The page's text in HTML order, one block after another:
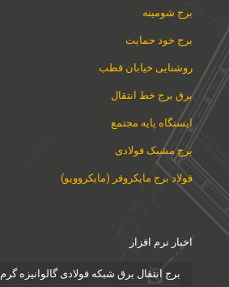
برج شومینه
برج خود حمایت
روشنایی خیابان قطب
برق برج خط انتقال
ایستگاه پایه مجتمع
برج مشبک فولادی
فولاد برج مایکروفر (مایکروویو)
اخبار نرم افزار
برج انتقال برق شبکه فولادی گالوانیزه گرم